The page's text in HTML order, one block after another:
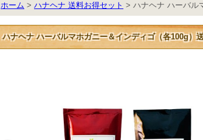
ホーム > ハナヘナ 送料お得セット > ハナヘナ ハーバル
ハナヘナ ハーバルマホガニー＆インディゴ（各100g）